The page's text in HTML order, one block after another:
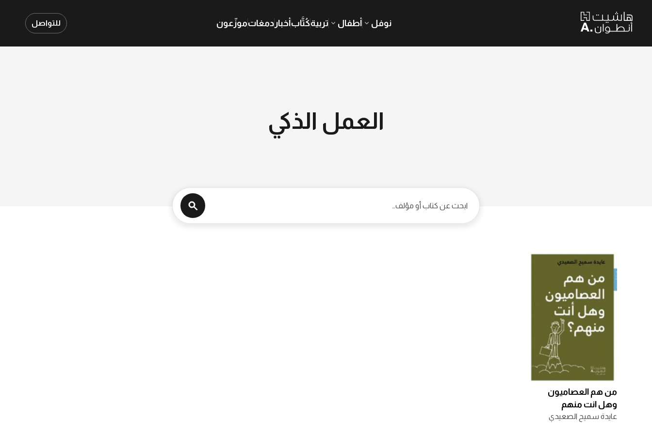
نوفل أطفال تربيةكُتَّابأخبار دمغاتموزّعون للتواصل
العمل الذكي
من هم العصاميون
وهل انت منهم
عايدة سميح الصعيدي